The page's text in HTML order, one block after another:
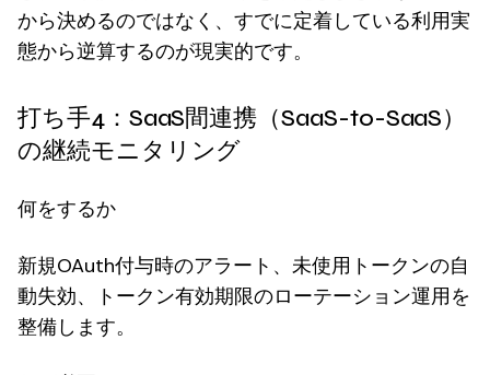
から決めるのではなく、すでに定着している利用実
態から逆算するのが現実的です。
打ち手4：SaaS間連携（SaaS-to-SaaS）
の継続モニタリング
何をするか
新規OAuth付与時のアラート、未使用トークンの自
動失効、トークン有効期限のローテーション運用を
整備します。